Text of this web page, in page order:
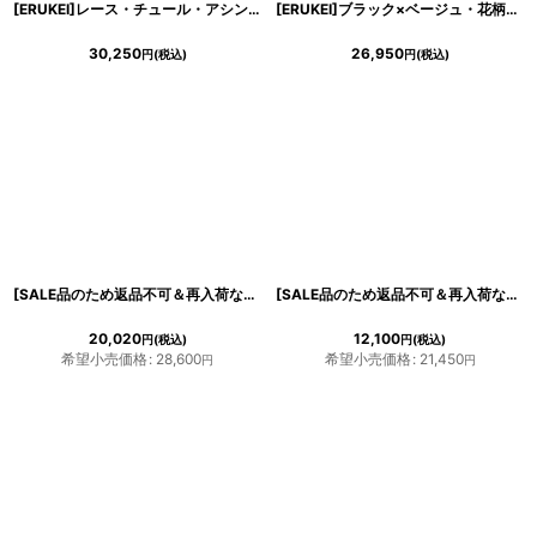
[ERUKEI]レース・チュール・アシンメトリーデザイン・胸元Vカット・ノースリーブ・インナーミニ・ロングドレス[山崎みどり着用]《送料＆代引き手数料無料》 mypkwh
30,250円(税込)
[ERUKEI]ブラック×ベージュ・花柄プリント・Vネック・ノースリーブ・ハイウエスト・Aライン・ミニドレス・ショート丈・ワンピース[山崎みどり着用]《送料＆代引き手数料無料》
26,950円(税込)
[SALE品のため返品不可＆再入荷なしの現品限り][ERUKEI]ライトベージュ・刺繍・ノースリーブ・エレガント・Aライン・ミニドレス・ワンピース[山崎みどり着用]《送料＆代引き手数料無料》
20,020円(税込)
希望小売価格: 28,600円
[SALE品のため返品不可＆再入荷なしの現品限り][韓国製][rinfarre]ライトツイード・スクエアネック・ウエストバックル・ハイウエスト・パステル・ミディアム・膝丈・ドレス・ワンピース[MIRIN・山崎みどり着用][送料無料]myld
12,100円(税込)
希望小売価格: 21,450円